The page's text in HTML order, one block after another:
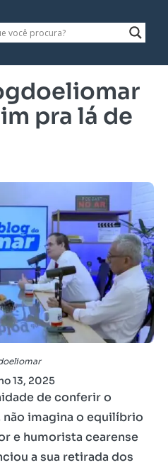
pra lá de
13, 2025
de conferir o
não imagina o equilíbrio
e humorista cearense
a sua retirada dos